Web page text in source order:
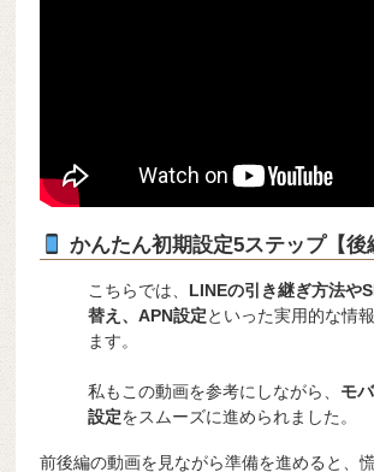
かんたん初期設定5ステップ【後
こちらでは、 LINEの引き継ぎ方法や
替え、APN設定といった実用的な情
ます。
私もこの動画を参考にしながら、 モ
設定をスムーズに進められました。
前後編の動画を見ながら準備を進めると、